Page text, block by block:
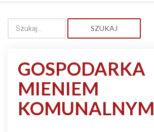
SZUKAJ
GOSPODARKA
MIENIEM
KOMUNALNYM